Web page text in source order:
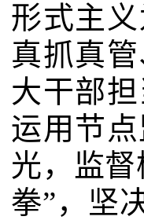
形式主
真抓真
大干部
运用节
光，监
拳”，坚